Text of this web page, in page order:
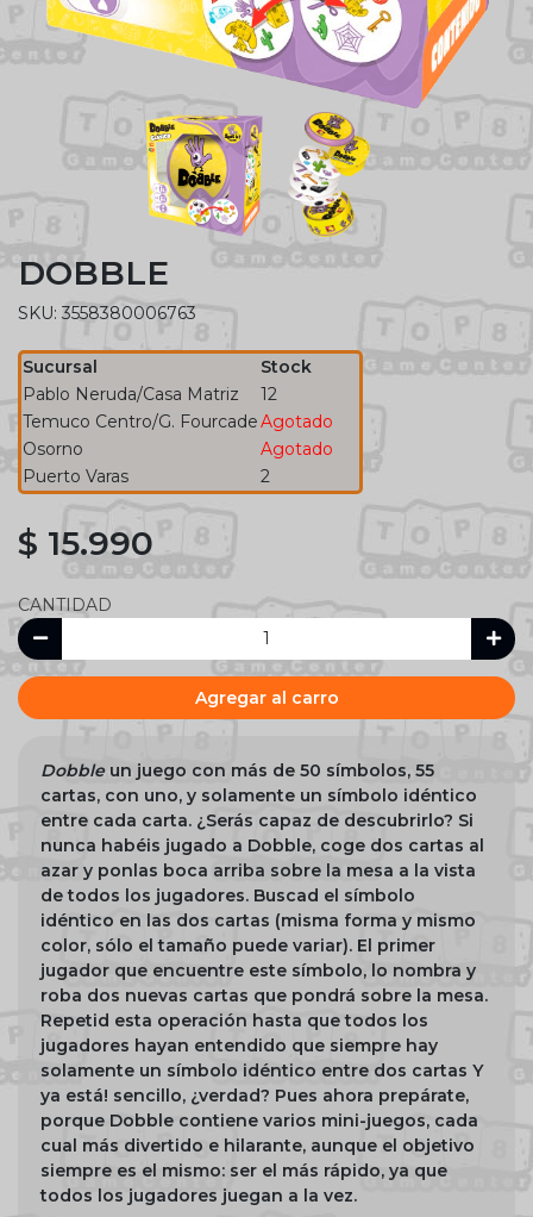
DOBBLE
SKU: 3558380006763
Sucursal
Stock
Pablo Neruda/Casa Matriz
12
Temuco Centro/G. FourcadeAgotado
Osorno
Agotado
Puerto Varas
2
$ 15.990
CANTIDAD
Agregar al carro
Dobble un juego con más de 50 símbolos, 55
cartas, con uno, y solamente un símbolo idéntico
entre cada carta. ¿Serás capaz de descubrirlo? Si
nunca habéis jugado a Dobble, coge dos cartas al
azar y ponlas boca arriba sobre la mesa a la vista
de todos los jugadores. Buscad el símbolo
idéntico en las dos cartas (misma forma y mismo
color, sólo el tamaño puede variar). El primer
jugador que encuentre este símbolo, lo nombra y
roba dos nuevas cartas que pondrá sobre la mesa.
Repetid esta operación hasta que todos los
jugadores hayan entendido que siempre hay
solamente un símbolo idéntico entre dos cartas Y
ya está! sencillo, ¿verdad? Pues ahora prepárate,
porque Dobble contiene varios mini-juegos, cada
cual más divertido e hilarante, aunque el objetivo
siempre es el mismo: ser el más rápido, ya que
todos los jugadores juegan a la vez.